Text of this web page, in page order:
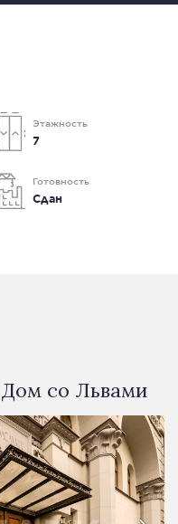
Этажность
7
Готовность
Сдан
со Львами